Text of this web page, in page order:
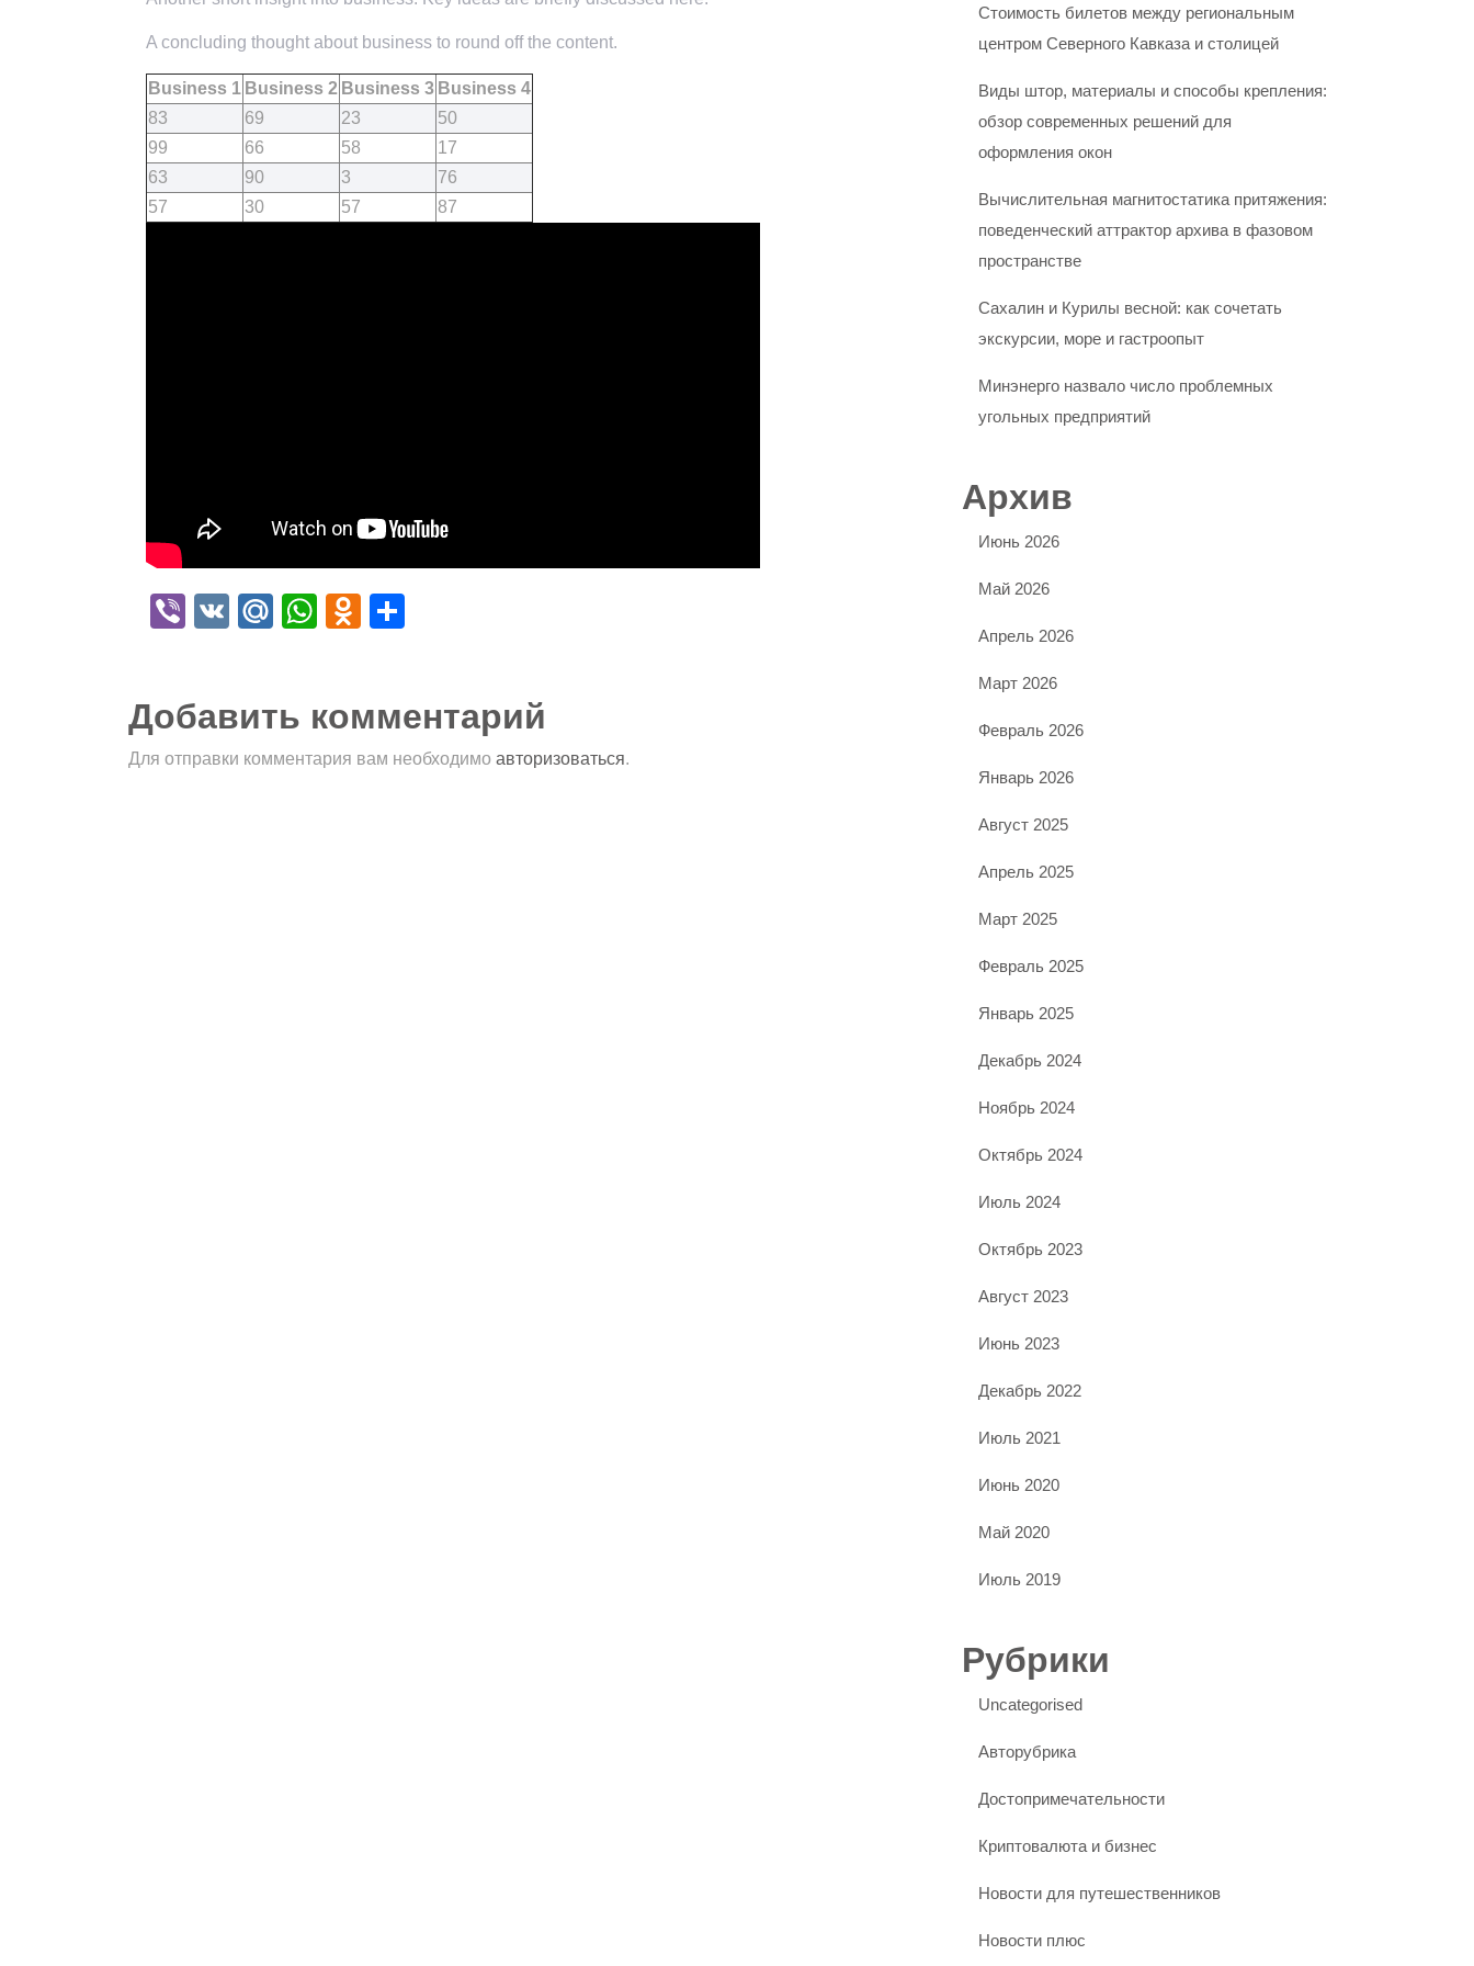
A concluding thought about business to round off the content.
Business 1 Business 2 Business 3 Business 4
83
69 23
50
99
66 58
17
63
90 3
76
57
30 57 87
Viber
VK Mail.Ru
WhatsApp
Odnoklassniki
Добавить комментарий
Для отправки комментария вам необходимо авторизоваться.
Стоимость билетов между региональным
центром Северного Кавказа и столицей
Виды штор, материалы и способы крепления:
обзор современных решений для
оформления окон
Вычислительная магнитостатика притяжения:
поведенческий аттрактор архива в фазовом
пространстве
Сахалин и Курилы весной: как сочетать
экскурсии, море и гастроопыт
Минэнерго назвало число проблемных
угольных предприятий
Архив
Июнь 2026
Май 2026
Апрель 2026
Март 2026
Февраль 2026
Январь 2026
Август 2025
Апрель 2025
Март 2025
Февраль 2025
Январь 2025
Декабрь 2024
Ноябрь 2024
Октябрь 2024
Июль 2024
Октябрь 2023
Август 2023
Июнь 2023
Декабрь 2022
Июль 2021
Июнь 2020
Май 2020
Июль 2019
Рубрики
Uncategorised
Авторубрика
Достопримечательности
Криптовалюта и бизнес
Новости для путешественников
Новости плюс